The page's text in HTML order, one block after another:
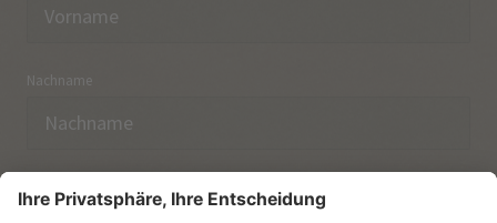
Nachname